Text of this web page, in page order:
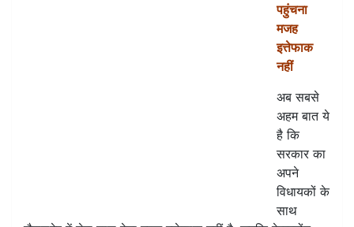
पहुंचना
मजह
इत्तेफाक
नहीं
अब सबसे
अहम बात ये
है कि
सरकार का
अपने
विधायकों के
साथ